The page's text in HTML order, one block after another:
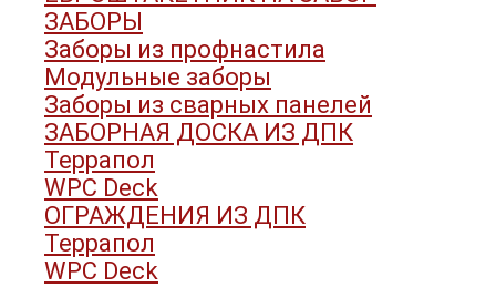
ЗАБОРЫ
Заборы из профнастила
Модульные заборы
Заборы из сварных панелей
ЗАБОРНАЯ ДОСКА ИЗ ДПК
Террапол
WPC Deck
ОГРАЖДЕНИЯ ИЗ ДПК
Террапол
WPC Deck